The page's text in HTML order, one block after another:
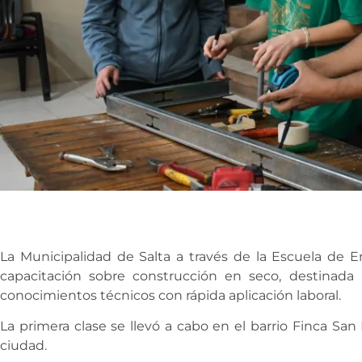
La Municipalidad de Salta a través de la Escuela de
capacitación sobre construcción en seco,
conocimientos técnicos con rápida aplicación laboral.
La primera clase se llevó a cabo en el barrio Finca
ciudad.